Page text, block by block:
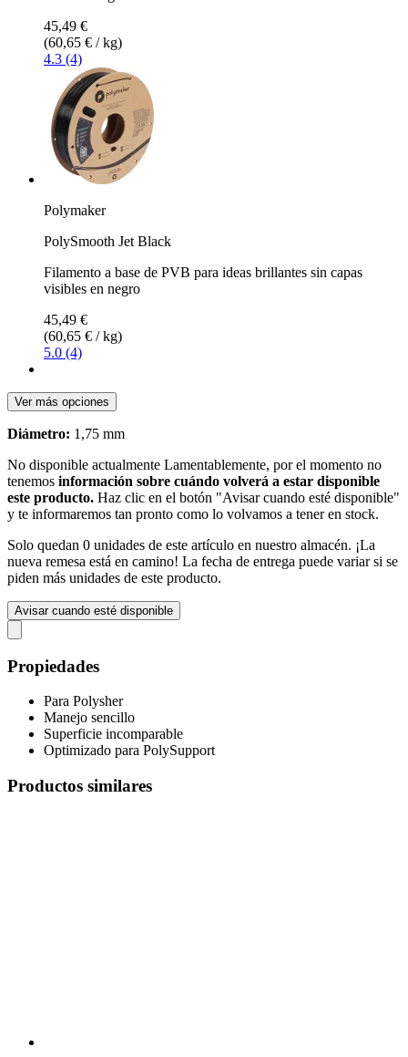
45,49 €
(60,65 € / kg)
4.3 (4)
Polymaker
PolySmooth Jet Black
Filamento a base de PVB para ideas brillantes sin capas
visibles en negro
45,49 €
(60,65 € / kg)
5.0 (4)
Ver más opciones
Diámetro: 1,75 mm
No disponible actualmente Lamentablemente, por el momento no
tenemos información sobre cuándo volverá a estar disponible
este producto. Haz clic en el botón "Avisar cuando esté disponible"
y te informaremos tan pronto como lo volvamos a tener en stock.
Solo quedan 0 unidades de este artículo en nuestro almacén. ¡La
nueva remesa está en camino! La fecha de entrega puede variar si se
piden más unidades de este producto.
Avisar cuando esté disponible
Propiedades
Para Polysher
Manejo sencillo
Superficie incomparable
Optimizado para PolySupport
Productos similares